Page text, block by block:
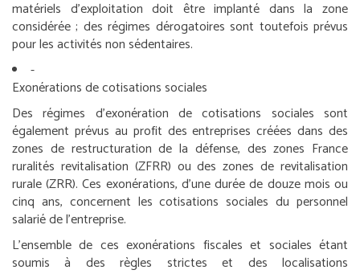
matériels d’exploitation doit être implanté dans la zone
considérée ; des régimes dérogatoires sont toutefois prévus
pour les activités non sédentaires.
-
Exonérations de cotisations sociales
Des régimes d’exonération de cotisations sociales sont
également prévus au profit des entreprises créées dans des
zones de restructuration de la défense, des zones France
ruralités revitalisation (ZFRR) ou des zones de revitalisation
rurale (ZRR). Ces exonérations, d’une durée de douze mois ou
cinq ans, concernent les cotisations sociales du personnel
salarié de l’entreprise.
L’ensemble de ces exonérations fiscales et sociales étant
soumis à des règles strictes et des localisations